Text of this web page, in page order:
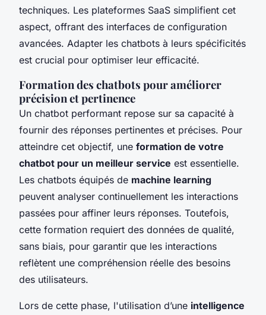
techniques. Les plateformes SaaS simplifient cet
aspect, offrant des interfaces de configuration
avancées. Adapter les chatbots à leurs spécificités
est crucial pour optimiser leur efficacité.
Formation des chatbots pour améliorer
précision et pertinence
Un chatbot performant repose sur sa capacité à
fournir des réponses pertinentes et précises. Pour
atteindre cet objectif, une formation de votre
chatbot pour un meilleur service est essentielle.
Les chatbots équipés de machine learning
peuvent analyser continuellement les interactions
passées pour affiner leurs réponses. Toutefois,
cette formation requiert des données de qualité,
sans biais, pour garantir que les interactions
reflètent une compréhension réelle des besoins
des utilisateurs.
Lors de cette phase, l'utilisation d’une intelligence